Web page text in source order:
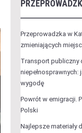
Przeprowadzka w
zmieniających
Transport publiczny
wygodę
Powrót w emigracji.
Polski
Najlepsze materiały